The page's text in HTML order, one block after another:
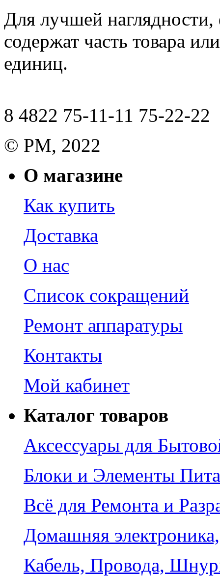
Для лучшей наглядности,
содержат часть товара
единиц.
8 4822 75-11-11 75-22-22
© РМ, 2022
О магазине
Как купить
Доставка
О нас
Список сокращений
Ремонт аппаратуры
Контакты
Мой кабинет
Каталог товаров
Аксессуары для
Блоки и Элементы
Всё для Ремонта и
Домашняя
Кабель, Провода,